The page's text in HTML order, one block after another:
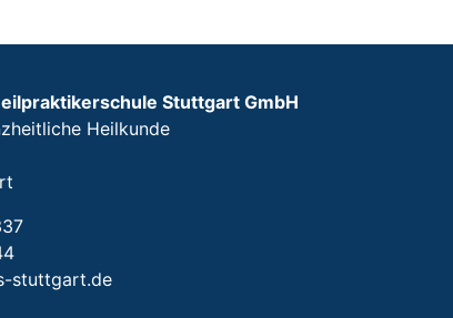
Stuttgart GmbH
Heilkunde
stuttgart.de